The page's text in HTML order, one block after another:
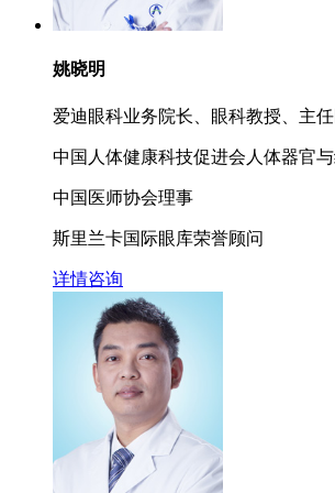
姚晓明
爱迪眼科业务院长、眼科教授、主
中国人体健康科技促进会人体器官
中国医师协会理事
斯里兰卡国际眼库荣誉顾问
详情咨询